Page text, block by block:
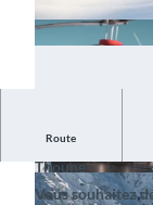
©CC-BY-SA
Route
Réservez un vol
Thoune
Vous souhaitez